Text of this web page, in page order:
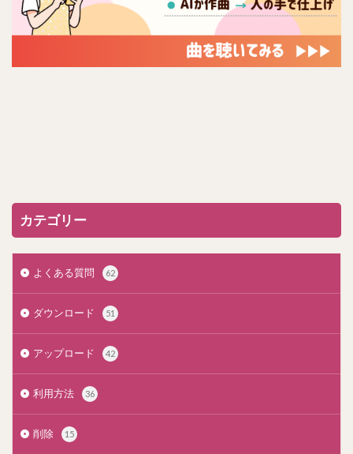
カテゴリー
よくある質問 62
ダウンロード 51
アップロード 42
利用方法 36
削除 15